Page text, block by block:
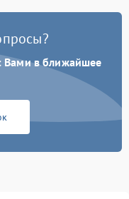
Вами в ближайшее